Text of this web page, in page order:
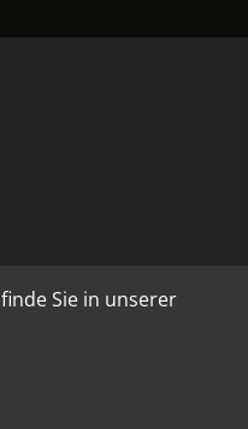
Sie in unserer